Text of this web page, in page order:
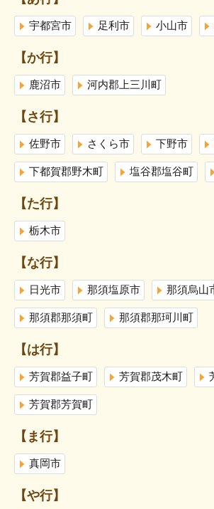
宇都宮市 足利市 小山市
【か行】
鹿沼市 河内郡上三川町
【さ行】
佐野市 さくら市 下野市
下都賀郡野木町 塩谷郡塩谷町
【た行】
栃木市
【な行】
日光市 那須塩原市 那須烏山
那須郡那須町 那須郡那珂川町
【は行】
芳賀郡益子町 芳賀郡茂木町
芳賀郡芳賀町
【ま行】
真岡市
【や行】